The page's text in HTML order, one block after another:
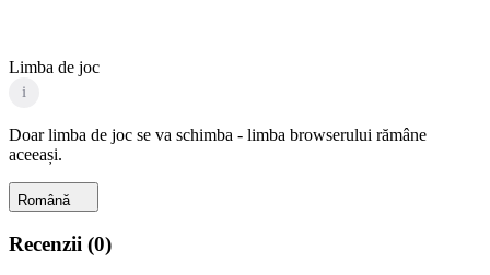
Limba de joc
i
Doar limba de joc se va schimba - limba browserului rămâne
aceeași.
Română
Recenzii (0)